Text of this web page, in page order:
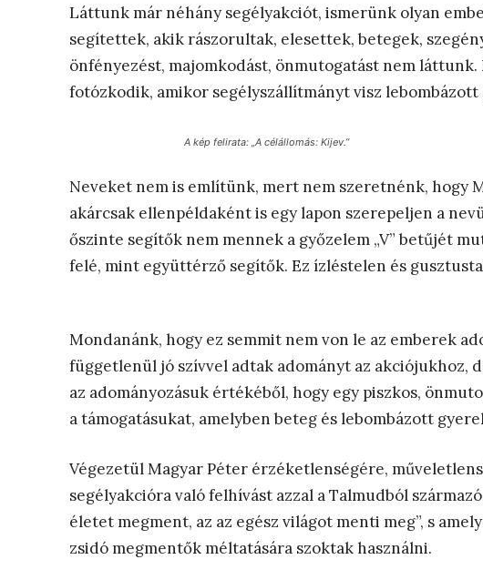
Láttunk már néhány segélyakciót, ismerünk olyan
segítettek, akik rászorultak, elesettek, betegek,
önfényezést, majomkodást, önmutogatást nem
fotózkodik, amikor segélyszállítmányt visz
A kép felirata: „A célállomás: Kijev.”
Neveket nem is említünk, mert nem szeretnénk, hogy
akárcsak ellenpéldaként is egy lapon szerepeljen a
őszinte segítők nem mennek a győzelem „V” betűjét
felé, mint együttérző segítők. Ez ízléstelen és
Mondanánk, hogy ez semmit nem von le az emberek
függetlenül jó szívvel adtak adományt az akciójukhoz,
az adományozásuk értékéből, hogy egy piszkos,
a támogatásukat, amelyben beteg és lebombázott
Végezetül Magyar Péter érzéketlenségére,
segélyakcióra való felhívást azzal a Talmudból
életet megment, az az egész világot menti meg”, s
zsidó megmentők méltatására szoktak használni.